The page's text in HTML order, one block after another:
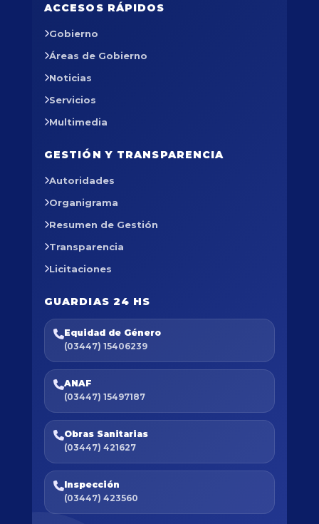
ACCESOS RÁPIDOS
Gobierno
Áreas de Gobierno
Noticias
Servicios
Multimedia
GESTIÓN Y TRANSPARENCIA
Autoridades
Organigrama
Resumen de Gestión
Transparencia
Licitaciones
GUARDIAS 24 HS
Equidad de Género
(03447) 15406239
ANAF
(03447) 15497187
Obras Sanitarias
(03447) 421627
Inspección
(03447) 423560